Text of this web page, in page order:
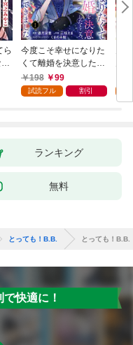
ら
今度こそ幸せになりた
くて離婚を決意したと
ころ、無表情な旦那様
が「愛してる」と言っ
198 99
試読フル 割引
ランキング
無料
とっても！B.B. とっても！B.B.
快適に！